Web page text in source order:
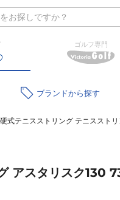
ゴルフ専門
ブランド
硬式テニスストリング テニススト
アスタリスク130